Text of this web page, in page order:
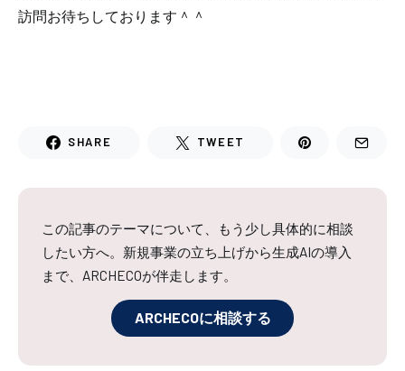
訪問お待ちしております＾＾
SHARE TWEET
この記事のテーマについて、もう少し具体的に相談
したい方へ。新規事業の立ち上げから生成AIの導入
まで、ARCHECOが伴走します。
ARCHECOに相談する